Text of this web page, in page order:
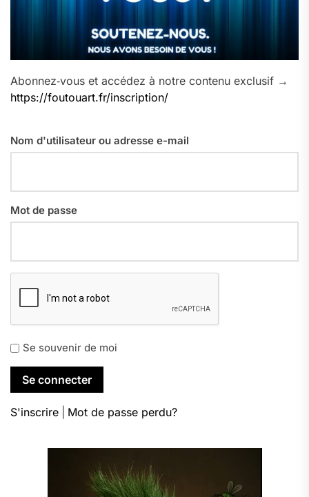
Abonnez‑vous et accédez à notre contenu exclusif →
https://foutouart.fr/inscription/
Nom d'utilisateur ou adresse e-mail
Mot de passe
Se souvenir de moi
S'inscrire Mot de passe perdu?